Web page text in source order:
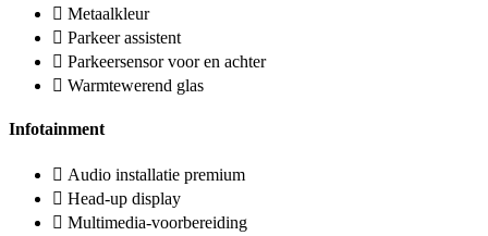
Metaalkleur
Parkeer assistent
Parkeersensor voor en achter
Warmtewerend glas
Infotainment
Audio installatie premium
Head-up display
Multimedia-voorbereiding